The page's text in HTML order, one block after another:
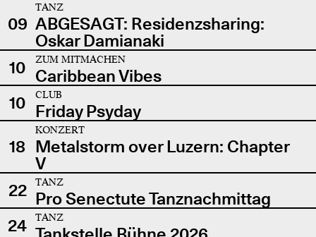
09
TANZ
ABGESAGT: Residenzsharing:
Oskar Damianaki
10
ZUM MITMACHEN
Caribbean Vibes
10
CLUB
Friday Psyday
18
KONZERT
Metalstorm over Luzern: Chapter
V
22
TANZ
Pro Senectute Tanznachmittag
24
TANZ